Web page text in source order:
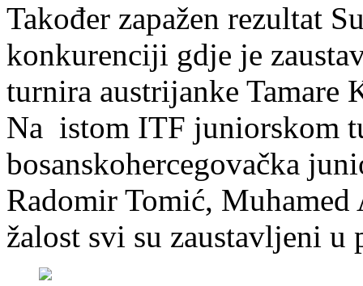
Također zapažen rezultat
konkurenciji gdje je
turnira austrijanke Tamare
Na istom ITF juniorskom
bosanskohercegovačka
Radomir Tomić,
žalost svi su zaustavljeni